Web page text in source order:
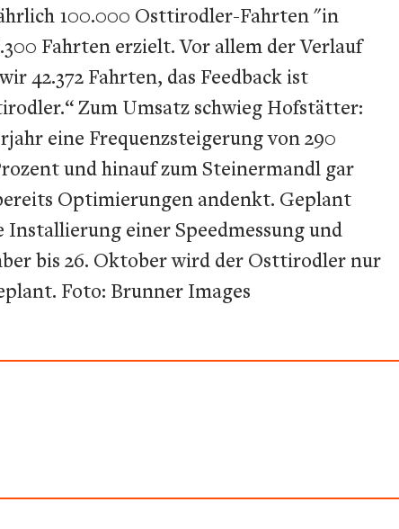
100.000 Osttirodler-Fahrten "in
Fahrten erzielt. Vor allem der Verlauf
42.372 Fahrten, das Feedback ist
Zum Umsatz schwieg Hofstätter:
eine Frequenzsteigerung von 290
und hinauf zum Steinermandl gar
Optimierungen andenkt. Geplant
einer Speedmessung und
bis 26. Oktober wird der Osttirodler nur
Foto: Brunner Images